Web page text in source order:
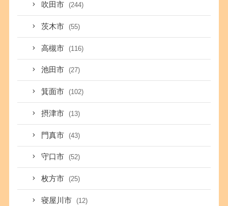
吹田市 (244)
茨木市 (55)
高槻市 (116)
池田市 (27)
箕面市 (102)
摂津市 (13)
門真市 (43)
守口市 (52)
枚方市 (25)
寝屋川市 (12)